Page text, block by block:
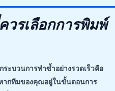
วรเลือกการพิมพ์
ะบวนการทำซ้ำอย่างรวดเร็วคือ
ากทีมของคุณอยู่ในขั้นตอนการ